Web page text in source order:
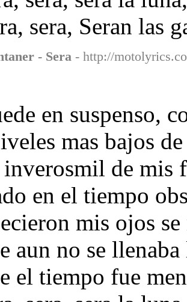
sera, Seran las
- Sera - http://
en suspenso,
mas bajos
de mis
en el tiempo
mis ojos
aun no se
el tiempo fue